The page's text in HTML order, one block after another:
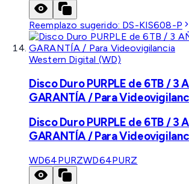
Reemplazo sugerido: DS-KIS608-P
Western Digital (WD)
Disco Duro PURPLE de 6TB / 3
GARANTÍA / Para
Disco Duro PURPLE de 6TB / 3
GARANTÍA / Para
WD64PURZWD64PURZ